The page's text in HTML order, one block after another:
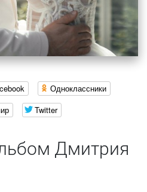
Одноклассники
Twitter
Дмитрия